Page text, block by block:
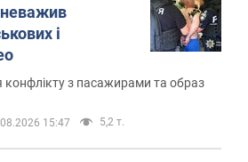
і
конфлікту з пасажирами та образ
15:47 5,2 т.